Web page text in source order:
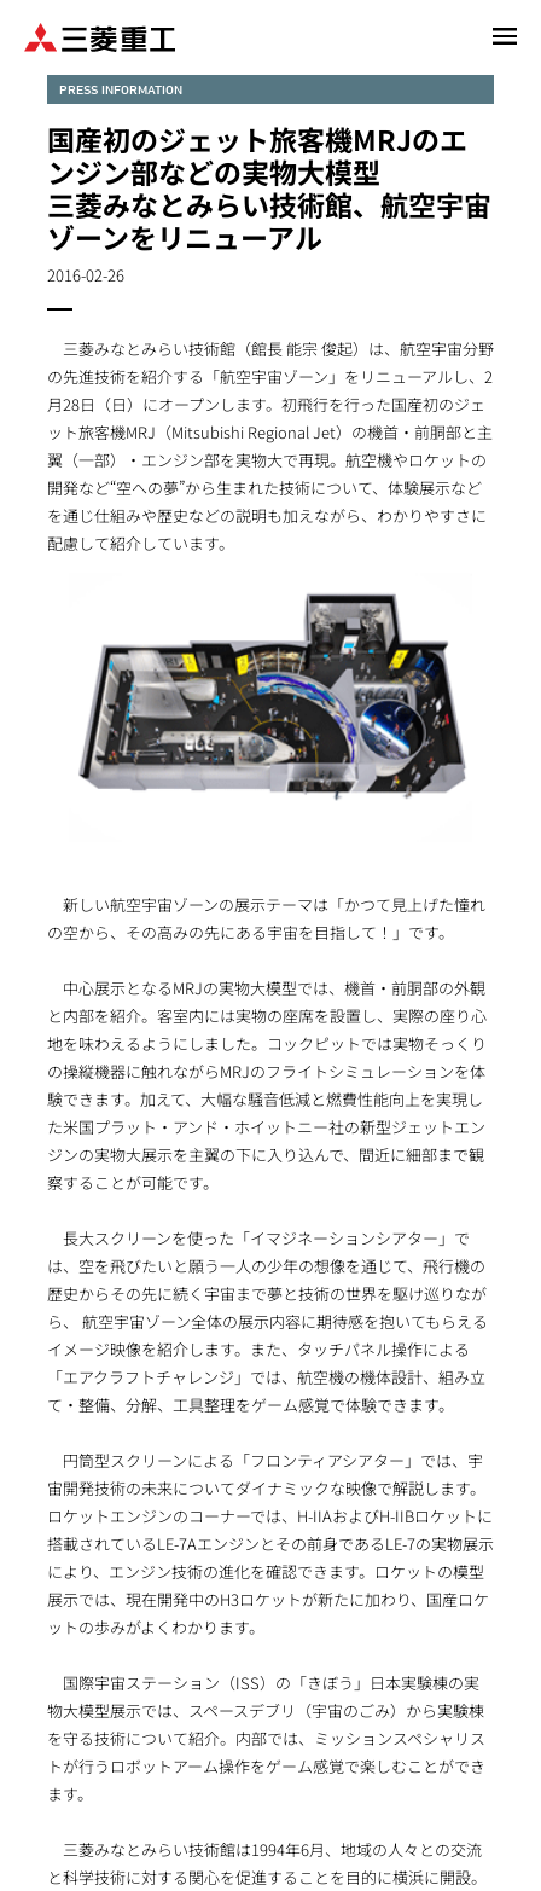
PRESS INFORMATION
国産初のジェット旅客機MRJのエ
ンジン部などの実物大模型
三菱みなとみらい技術館、航空宇宙
ゾーンをリニューアル
2016-02-26
三菱みなとみらい技術館（館長 能宗 俊起）は、航空宇宙分野
の先進技術を紹介する「航空宇宙ゾーン」をリニューアルし、2
月28日（日）にオープンします。初飛行を行った国産初のジェ
ット旅客機MRJ（Mitsubishi Regional Jet）の機首・前胴部と主
翼（一部）・エンジン部を実物大で再現。航空機やロケットの
開発など“空への夢”から生まれた技術について、体験展示など
を通じ仕組みや歴史などの説明も加えながら、わかりやすさに
配慮して紹介しています。
新しい航空宇宙ゾーンの展示テーマは「かつて見上げた憧れ
の空から、その高みの先にある宇宙を目指して！」です。
中心展示となるMRJの実物大模型では、機首・前胴部の外観
と内部を紹介。客室内には実物の座席を設置し、実際の座り心
地を味わえるようにしました。コックピットでは実物そっくり
の操縦機器に触れながらMRJのフライトシミュレーションを体
験できます。加えて、大幅な騒音低減と燃費性能向上を実現し
た米国プラット・アンド・ホイットニー社の新型ジェットエン
ジンの実物大展示を主翼の下に入り込んで、間近に細部まで観
察することが可能です。
長大スクリーンを使った「イマジネーションシアター」で
は、空を飛びたいと願う一人の少年の想像を通じて、飛行機の
歴史からその先に続く宇宙まで夢と技術の世界を駆け巡りなが
ら、 航空宇宙ゾーン全体の展示内容に期待感を抱いてもらえる
イメージ映像を紹介します。また、タッチパネル操作による
「エアクラフトチャレンジ」では、航空機の機体設計、組み立
て・整備、分解、工具整理をゲーム感覚で体験できます。
円筒型スクリーンによる「フロンティアシアター」では、宇
宙開発技術の未来についてダイナミックな映像で解説します。
ロケットエンジンのコーナーでは、H-IIAおよびH-IIBロケットに
搭載されているLE-7Aエンジンとその前身であるLE-7の実物展示
により、エンジン技術の進化を確認できます。ロケットの模型
展示では、現在開発中のH3ロケットが新たに加わり、国産ロケ
ットの歩みがよくわかります。
国際宇宙ステーション（ISS）の「きぼう」日本実験棟の実
物大模型展示では、スペースデブリ（宇宙のごみ）から実験棟
を守る技術について紹介。内部では、ミッションスペシャリス
トが行うロボットアーム操作をゲーム感覚で楽しむことができ
ます。
三菱みなとみらい技術館は1994年6月、地域の人々との交流
と科学技術に対する関心を促進することを目的に横浜に開設。